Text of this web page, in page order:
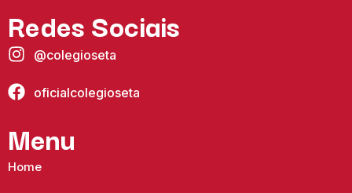
Redes Sociais
@colegioseta
oficialcolegioseta
Menu
Home